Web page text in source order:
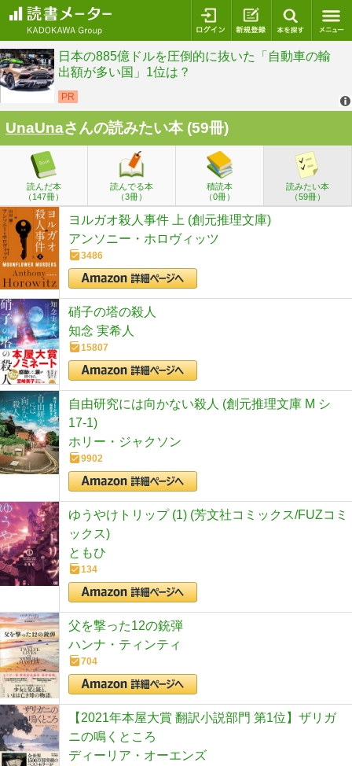
ログイン 新規登録
UnaUnaさんの読みたい本 (59冊)
読んだ本
（147冊）
読んでる本
（3冊）
積読本
（0冊）
読みたい本
（59冊）
ヨルガオ殺人事件 上 (創元推理文庫)
アンソニー・ホロヴィッツ
3486
硝子の塔の殺人
知念 実希人
15807
自由研究には向かない殺人 (創元推理文庫 M シ
17-1)
ホリー・ジャクソン
9902
ゆうやけトリップ (1) (芳文社コミックス/FUZコミ
ックス)
ともひ
134
父を撃った12の銃弾
ハンナ・ティンティ
704
【2021年本屋大賞 翻訳小説部門 第1位】ザリガ
ニの鳴くところ
ディーリア・オーエンズ